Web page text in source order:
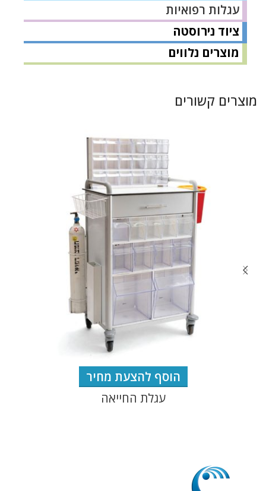
עגלות רפואיות
ציוד נירוסטה
מוצרים נלווים
מוצרים קשורים
הוסף להצעת מחיר
עגלת החייאה